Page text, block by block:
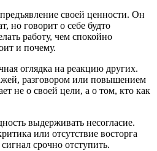
своей ценности. Он
но говорит о себе будто
работу, чем спокойно
и почему.
оглядка на реакцию других.
разговором или повышением
не о своей цели, а о том, кто как
выдерживать несогласие.
или отсутствие восторга
срочно отступить.